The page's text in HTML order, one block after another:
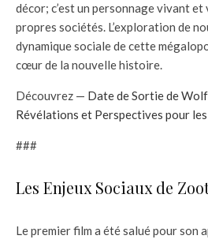
décor; c’est un personnage vivant
propres sociétés. L’exploration de
dynamique sociale de cette
cœur de la nouvelle histoire.
Découvrez — Date de Sortie de Wolf
Révélations et Perspectives pour les
###
Les Enjeux Sociaux de
Le premier film a été salué pour son